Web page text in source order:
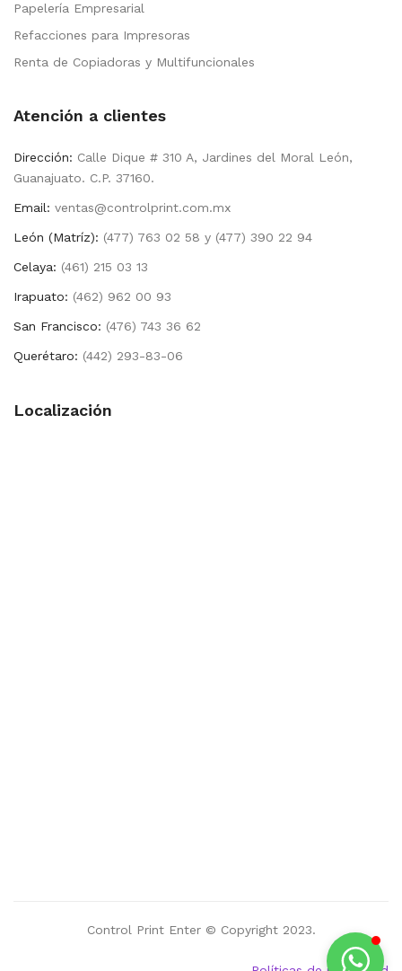
Papelería Empresarial
Refacciones para Impresoras
Renta de Copiadoras y Multifuncionales
Atención a clientes
Dirección: Calle Dique # 310 A, Jardines del Moral León,
Guanajuato. C.P. 37160.
Email: ventas@controlprint.com.mx
León (Matríz): (477) 763 02 58 y (477) 390 22 94
Celaya: (461) 215 03 13
Irapuato: (462) 962 00 93
San Francisco: (476) 743 36 62
Querétaro: (442) 293-83-06
Localización
Control Print Enter © Copyright 2023.